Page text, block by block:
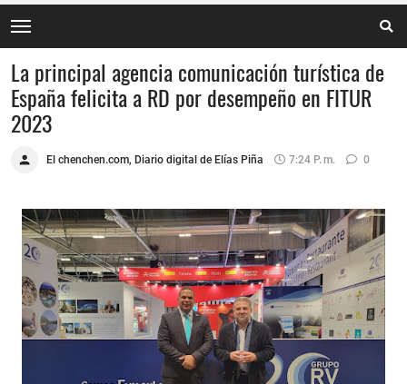
La principal agencia comunicación turística de
España felicita a RD por desempeño en FITUR
2023
El chenchen.com, Diario digital de Elías Piña 7:24 P. M. 0